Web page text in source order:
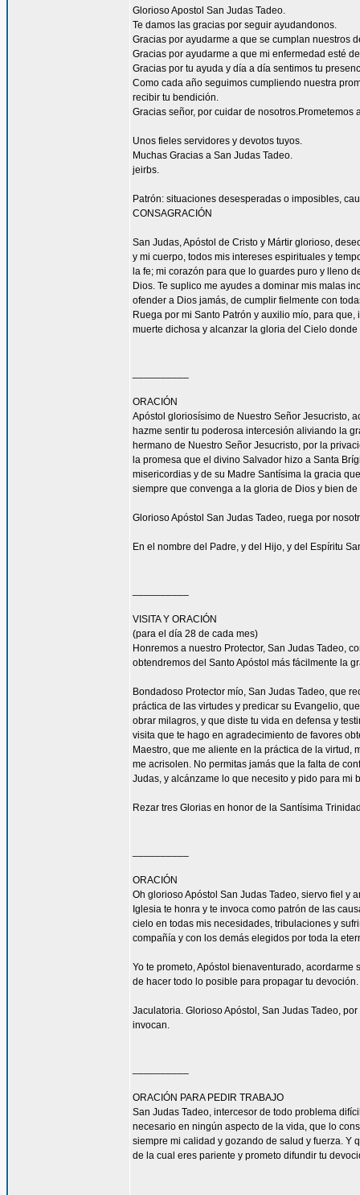
Glorioso Apostol San Judas Tadeo.
Te damos las gracias por seguir ayudandonos.
Gracias por ayudarme a que se cumplan nuestros
Gracias por ayudarme a que mi enfermedad esté
Gracias por tu ayuda y día a día sentimos tu
Como cada año seguimos cumpliendo nuestra
recibir tu bendición.
Gracias señor, por cuidar de
Unos fieles servidores y devotos tuyos.
Muchas Gracias a San Judas Tadeo.
jeirbs.
Patrón: situaciones desesperadas o imposibles,
CONSAGRACIÓN
San Judas, Apóstol de Cristo y Mártir glorioso,
y mi cuerpo, todos mis intereses espirituales y
la fe; mi corazón para que lo guardes puro y lleno
Dios. Te suplico me ayudes a dominar mis malas
ofender a Dios jamás, de cumplir fielmente con
Ruega por mi Santo Patrón y auxilio mío, para
muerte dichosa y alcanzar la gloria del Cielo
ORACIÓN
Apóstol gloriosísimo de Nuestro Señor Jesucristo,
hazme sentir tu poderosa intercesión aliviando la
hermano de Nuestro Señor Jesucristo, por la
la promesa que el divino Salvador hizo a Santa
misericordias y de su Madre Santísima la gracia
siempre que convenga a la gloria de Dios y bien de
Glorioso Apóstol San Judas Tadeo, ruega por
En el nombre del Padre, y del Hijo, y del Espíritu
VISITA Y ORACIÓN
(para el día 28 de cada mes)
Honremos a nuestro Protector, San Judas Tadeo,
obtendremos del Santo Apóstol más fácilmente la
Bondadoso Protector mío, San Judas Tadeo, que
práctica de las virtudes y predicar su Evangelio,
obrar milagros, y que diste tu vida en defensa y
visita que te hago en agradecimiento de favores
Maestro, que me aliente en la práctica de la
me acrisolen. No permitas jamás que la falta de
Judas, y alcánzame lo que necesito y pido para mi
Rezar tres Glorias en honor de la Santísima
ORACIÓN
Oh glorioso Apóstol San Judas Tadeo, siervo fiel y
Iglesia te honra y te invoca como patrón de las
cielo en todas mis necesidades, tribulaciones y
compañía y con los demás elegidos por toda la
Yo te prometo, Apóstol bienaventurado,
de hacer todo lo posible para propagar tu devoción.
Jaculatoria. Glorioso Apóstol, San Judas Tadeo,
invocan.
ORACIÓN PARA PEDIR TRABAJO
San Judas Tadeo, intercesor de todo problema
necesario en ningún aspecto de la vida, que lo
siempre mi calidad y gozando de salud y fuerza. Y
de la cual eres pariente y prometo difundir tu